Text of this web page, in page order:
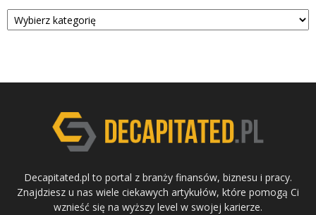
Kategorie
Decapitated.pl to portal z branży finansów, biznesu i pracy.
Znajdziesz u nas wiele ciekawych artykułów, które pomogą Ci
wznieść się na wyższy level w swojej karierze.